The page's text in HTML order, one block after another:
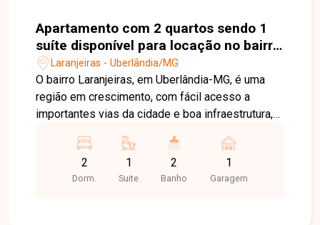
Apartamento com 2 quartos sendo 1
suíte disponível para locação no bairro
Laranjeiras em Uberlândia-MG
Laranjeiras - Uberlândia/MG
O bairro Laranjeiras, em Uberlândia-MG, é uma
região em crescimento, com fácil acesso a
importantes vias da cidade e boa infraestrutura,
Apartamento novo, primeira locação, composto
por sala em 2 ambientes, cozinha com armários
planejados e cooktop, sacada integrada sendo
2
Dorm.
1
Suite
2
Banho
1
Garagem